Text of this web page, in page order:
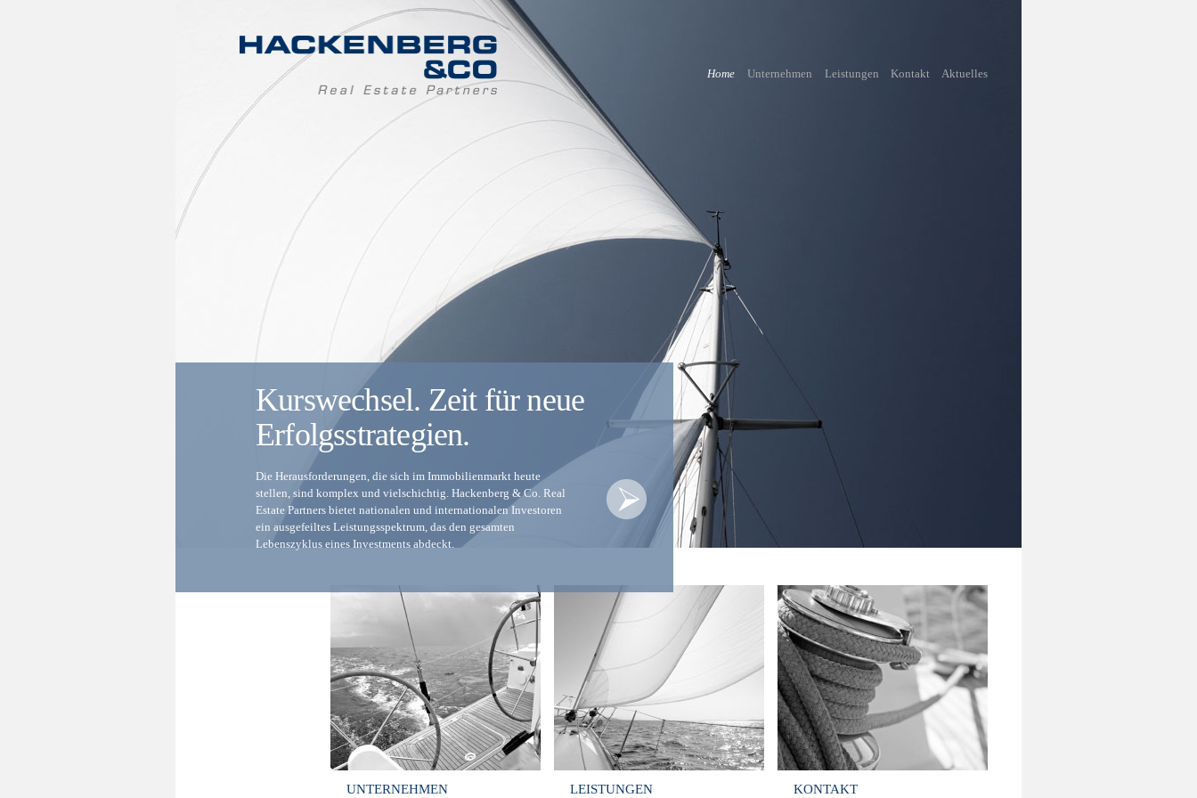
Home Unternehmen Leistungen Kontakt Aktuelles
Kurswechsel. Zeit für neue
Erfolgsstrategien.
Die Herausforderungen, die sich im Immobilienmarkt heute
stellen, sind komplex und vielschichtig. Hackenberg & Co. Real
Estate Partners bietet nationalen und internationalen Investoren
ein ausgefeiltes Leistungsspektrum, das den gesamten
Lebenszyklus eines Investments abdeckt.
UNTERNEHMEN LEISTUNGEN KONTAKT